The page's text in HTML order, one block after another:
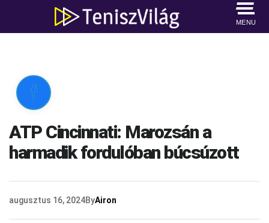
MENU

ATP Cincinnati: Marozsán a
harmadik fordulóban búcsúzott
augusztus 16, 2024ByAiron